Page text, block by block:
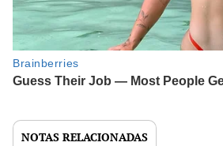
NOTAS RELACIONADAS